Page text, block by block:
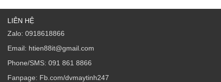
LIÊN HỆ
Zalo: 0918618866
Email: htien88it@gmail.com
Phone/SMS: 091 861 8866
Fanpage: Fb.com/dvmaytinh247